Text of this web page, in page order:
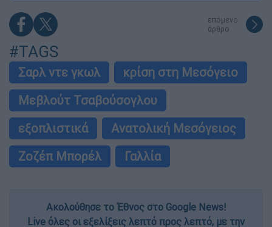
επόμενο
άρθρο
#TAGS
Σαρλ ντε γκωλ
κρίση στη Μεσόγειο
Μεβλούτ Τσαβούσογλου
εξοπλιστικά
Ανατολική Μεσόγειος
Ζοζέπ Μπορέλ
Γαλλία
Ακολούθησε το Έθνος στο Google News!
Live όλες οι εξελίξεις λεπτό προς λεπτό, με την